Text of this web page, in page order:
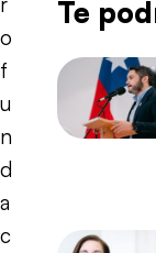
o
f
u
n
d
a
c
Te